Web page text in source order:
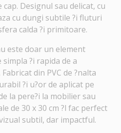
Designul sau delicat, cu
cu dungi subtile ?i fluturi
calda ?i primitoare.
este doar un element
?i rapida de a
din PVC de ?nalta
?i u?or de aplicat pe
la pere?i la mobilier sau
de 30 x 30 cm ?l fac perfect
subtil, dar impactful.